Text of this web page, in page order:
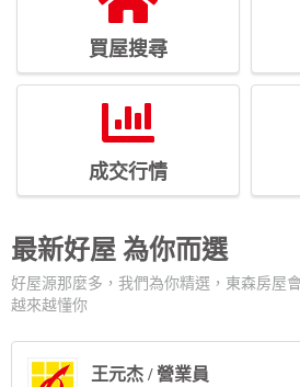
買屋搜尋
成交行情
最新好屋 為你而選
好屋源那麼多，我們為你精選，東森房屋會
越來越懂你
王元杰 / 營業員